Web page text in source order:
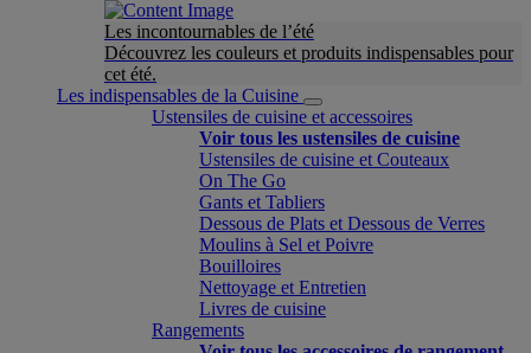
Les incontournables de l’été
Découvrez les couleurs et produits indispensables pour
cet été.
Les indispensables de la Cuisine
Ustensiles de cuisine et accessoires
Voir tous les ustensiles de cuisine
Ustensiles de cuisine et Couteaux
On The Go
Gants et Tabliers
Dessous de Plats et Dessous de Verres
Moulins à Sel et Poivre
Bouilloires
Nettoyage et Entretien
Livres de cuisine
Rangements